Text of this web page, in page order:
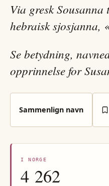
Via gresk
hebraisk sjosjanna,
Se betydning,
opprinnelse for
Sammenlign navn
I NORGE
4 262